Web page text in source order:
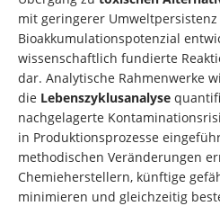
mit geringerer
Bioakkumulationspotenzial
wissenschaftlich fundierte
dar. Analytische Rahmenwerke
die Lebenszyklusanalyse
nachgelagerte
in Produktionsprozesse
methodischen Veränderungen
Chemieherstellern, künftige
minimieren und gleichzeitig